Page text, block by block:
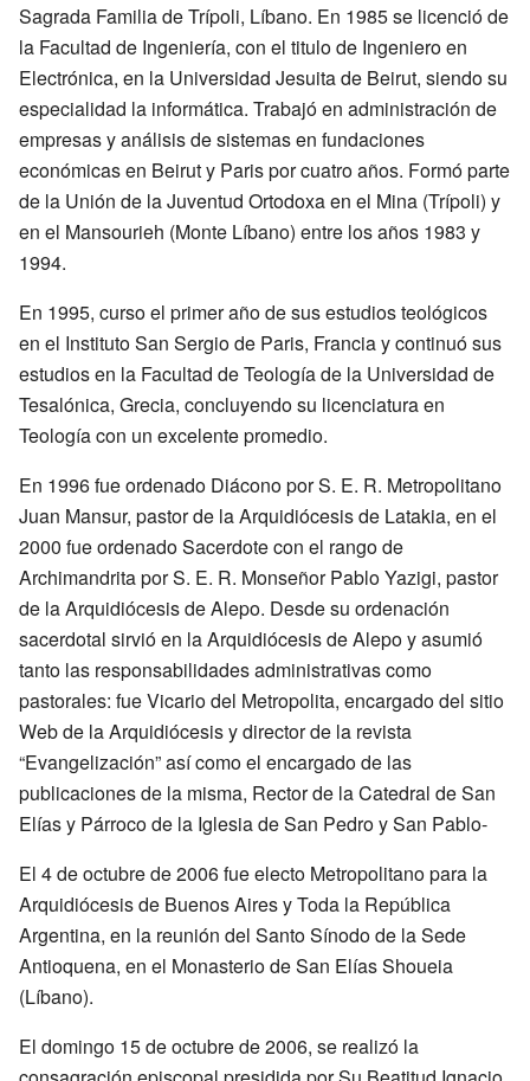
Sagrada Familia de Trípoli, Líbano. En 1985 se licenció de
la Facultad de Ingeniería, con el titulo de Ingeniero en
Electrónica, en la Universidad Jesuita de Beirut, siendo su
especialidad la informática. Trabajó en administración de
empresas y análisis de sistemas en fundaciones
económicas en Beirut y Paris por cuatro años. Formó parte
de la Unión de la Juventud Ortodoxa en el Mina (Trípoli) y
en el Mansourieh (Monte Líbano) entre los años 1983 y
1994.
En 1995, curso el primer año de sus estudios teológicos
en el Instituto San Sergio de Paris, Francia y continuó sus
estudios en la Facultad de Teología de la Universidad de
Tesalónica, Grecia, concluyendo su licenciatura en
Teología con un excelente promedio.
En 1996 fue ordenado Diácono por S. E. R. Metropolitano
Juan Mansur, pastor de la Arquidiócesis de Latakia, en el
2000 fue ordenado Sacerdote con el rango de
Archimandrita por S. E. R. Monseñor Pablo Yazigi, pastor
de la Arquidiócesis de Alepo. Desde su ordenación
sacerdotal sirvió en la Arquidiócesis de Alepo y asumió
tanto las responsabilidades administrativas como
pastorales: fue Vicario del Metropolita, encargado del sitio
Web de la Arquidiócesis y director de la revista
“Evangelización” así como el encargado de las
publicaciones de la misma, Rector de la Catedral de San
Elías y Párroco de la Iglesia de San Pedro y San Pablo-
El 4 de octubre de 2006 fue electo Metropolitano para la
Arquidiócesis de Buenos Aires y Toda la República
Argentina, en la reunión del Santo Sínodo de la Sede
Antioquena, en el Monasterio de San Elías Shoueia
(Líbano).
El domingo 15 de octubre de 2006, se realizó la